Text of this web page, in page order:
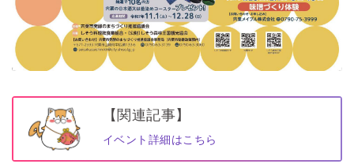
【関連記事】
イベント詳細はこちら